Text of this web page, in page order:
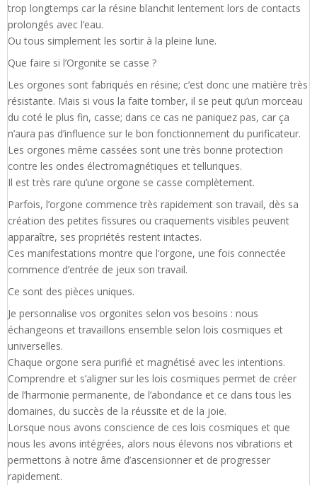
trop longtemps car la résine blanchit lentement lors de contacts
prolongés avec l’eau.
Ou tous simplement les sortir à la pleine lune.
Que faire si l’Orgonite se casse ?
Les orgones sont fabriqués en résine; c’est donc une matière très
résistante. Mais si vous la faite tomber, il se peut qu’un morceau
du coté le plus fin, casse; dans ce cas ne paniquez pas, car ça
n’aura pas d’influence sur le bon fonctionnement du purificateur.
Les orgones même cassées sont une très bonne protection
contre les ondes électromagnétiques et telluriques.
Il est très rare qu’une orgone se casse complètement.
Parfois, l’orgone commence très rapidement son travail, dès sa
création des petites fissures ou craquements visibles peuvent
apparaître, ses propriétés restent intactes.
Ces manifestations montre que l’orgone, une fois connectée
commence d’entrée de jeux son travail.
Ce sont des pièces uniques.
Je personnalise vos orgonites selon vos besoins : nous
échangeons et travaillons ensemble selon lois cosmiques et
universelles.
Chaque orgone sera purifié et magnétisé avec les intentions.
Comprendre et s’aligner sur les lois cosmiques permet de créer
de l’harmonie permanente, de l’abondance et ce dans tous les
domaines, du succès de la réussite et de la joie.
Lorsque nous avons conscience de ces lois cosmiques et que
nous les avons intégrées, alors nous élevons nos vibrations et
permettons à notre âme d’ascensionner et de progresser
rapidement.